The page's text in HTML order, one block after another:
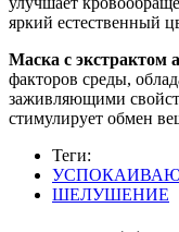
яркий естественный
Маска с экстрактом
факторов среды,
заживляющими
стимулирует обмен
Теги:
ШЕЛУШЕНИЕ